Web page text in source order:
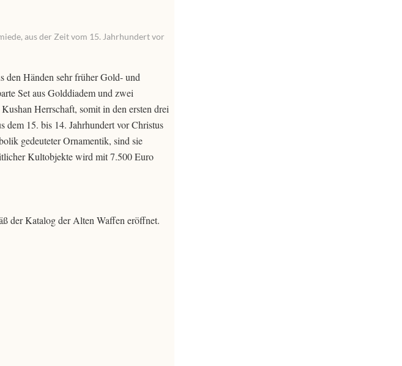
aus der Zeit vom 15. Jahrhundert vor
den Händen sehr früher Gold- und
Set aus Golddiadem und zwei
Herrschaft, somit in den ersten drei
dem 15. bis 14. Jahrhundert vor Christus
gedeuteter Ornamentik, sind sie
Kultobjekte wird mit 7.500 Euro
der Katalog der Alten Waffen eröffnet.